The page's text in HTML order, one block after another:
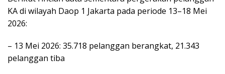
KA di wilayah Daop 1 Jakarta pada periode 13–18 Mei
2026:
– 13 Mei 2026: 35.718 pelanggan berangkat, 21.343
pelanggan tiba